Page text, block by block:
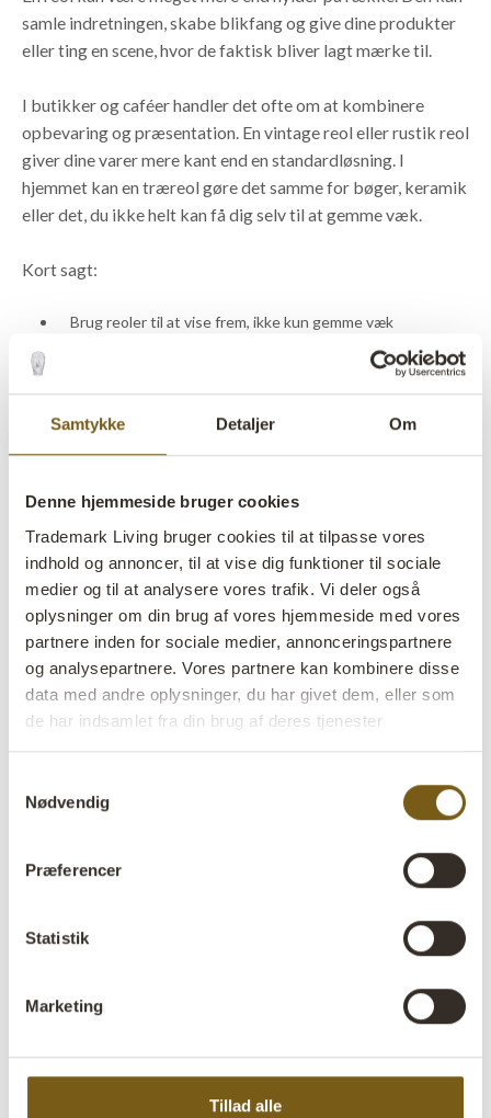
Samtykke Detaljer Om
Denne hjemmeside bruger cookies
Trademark Living bruger cookies til at tilpasse vores
indhold og annoncer, til at vise dig funktioner til sociale
medier og til at analysere vores trafik. Vi deler også
oplysninger om din brug af vores hjemmeside med vores
partnere inden for sociale medier, annonceringspartnere
og analysepartnere. Vores partnere kan kombinere disse
data med andre oplysninger, du har givet dem, eller som
de har indsamlet fra din brug af deres tjenester
Nødvendig
Præferencer
Statistik
Marketing
Tillad alle
samle indretningen, skabe blikfang og give dine produkter
eller ting en scene, hvor de faktisk bliver lagt mærke til.
I butikker og caféer handler det ofte om at kombinere
opbevaring og præsentation. En vintage reol eller rustik reol
giver dine varer mere kant end en standardløsning. I
hjemmet kan en træreol gøre det samme for bøger, keramik
eller det, du ikke helt kan få dig selv til at gemme væk.
Kort sagt:
Brug reoler til at vise frem, ikke kun gemme væk
Lad reolen være en del af udtrykket, ikke bare en praktisk
løsning
Rømø Destilleri, hvor rustikke reoler bruges til opbevaring.
Eller seVolleshave Gårdbutik, hvor varer præsenteres på et
mix af både metal- og træreoler.
Reoler i træ, genanvendt træ og
metal
Materialet gør en større forskel, end du lige tror. Det
handler ikke kun om udseende, men også om stemning.
Reoler i træ
giver varme og ro. Især når det er genanvendt
giver et mere industrielt og stramt
balancerer det rå og det varme.
genanvendelse, hvor materialer får nyt liv i stedet for at
blive kasseret. Det giver ikke bare et særligt udtryk, men